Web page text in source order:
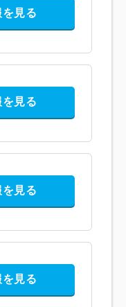
見る
見る
見る
見る